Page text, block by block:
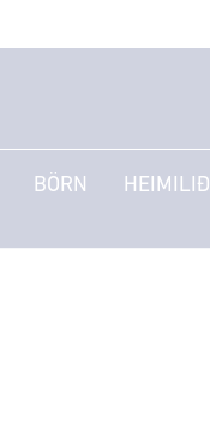
BÖRN HEIMILIÐ